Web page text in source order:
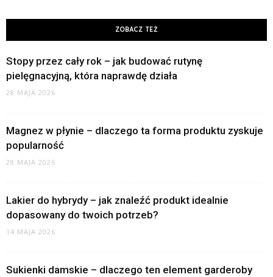
ZOBACZ TEŻ
Stopy przez cały rok – jak budować rutynę
pielęgnacyjną, która naprawdę działa
28 MAJA 2026
Magnez w płynie – dlaczego ta forma produktu zyskuje
popularność
28 MAJA 2026
Lakier do hybrydy – jak znaleźć produkt idealnie
dopasowany do twoich potrzeb?
14 MAJA 2026
Sukienki damskie – dlaczego ten element garderoby